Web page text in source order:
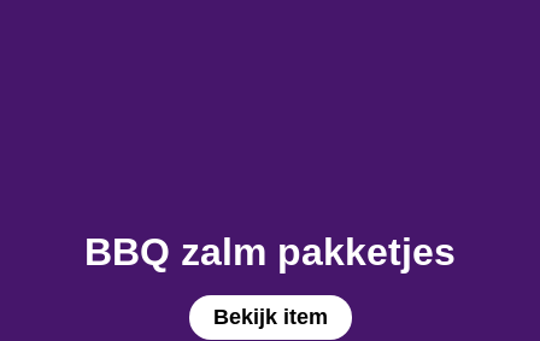
Bekijk item
BBQ zalm pakketjes